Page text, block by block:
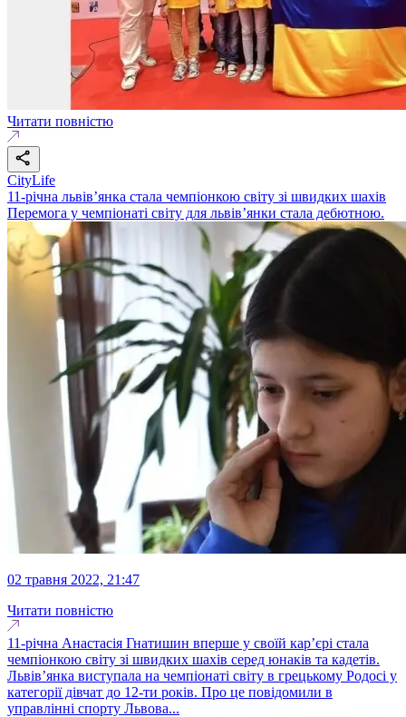
Читати повністю
CityLife
11-річна львів’янка стала чемпіонкою світу зі швидких шахів
Перемога у чемпіонаті світу для львів’янки стала дебютною.
02 травня 2022, 21:47
Читати повністю
11-річна Анастасія Гнатишин вперше у своїй кар’єрі стала
чемпіонкою світу зі швидких шахів серед юнаків та кадетів.
Львів’янка виступала на чемпіонаті світу в грецькому Родосі у
категорії дівчат до 12-ти років. Про це повідомили в
управлінні спорту Львова...